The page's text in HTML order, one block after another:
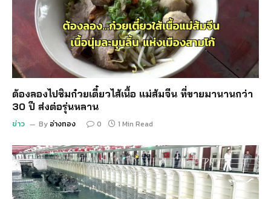
ต้องลองไปชิมก๋วยเตี๋ยวไส้เนื้อ แม่ส้มจีน ที่ขายมานานกว่า
30 ปี ส่งต่อรุ่นหลาน
ข่าว By อ่างทอง 0 1 Min Read